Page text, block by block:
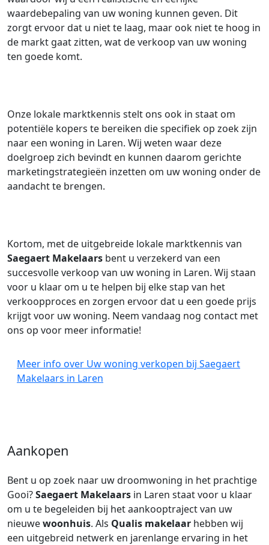
waardebepaling van uw woning kunnen geven. Dit
zorgt ervoor dat u niet te laag, maar ook niet te hoog in
de markt gaat zitten, wat de verkoop van uw woning
ten goede komt.
Onze lokale marktkennis stelt ons ook in staat om
potentiële kopers te bereiken die specifiek op zoek zijn
naar een woning in Laren. Wij weten waar deze
doelgroep zich bevindt en kunnen daarom gerichte
marketingstrategieën inzetten om uw woning onder de
aandacht te brengen.
Kortom, met de uitgebreide lokale marktkennis van
Saegaert Makelaars bent u verzekerd van een
succesvolle verkoop van uw woning in Laren. Wij staan
voor u klaar om u te helpen bij elke stap van het
verkoopproces en zorgen ervoor dat u een goede prijs
krijgt voor uw woning. Neem vandaag nog contact met
ons op voor meer informatie!
Meer info over Uw woning verkopen bij Saegaert
Makelaars in Laren
Aankopen
Bent u op zoek naar uw droomwoning in het prachtige
Gooi?Saegaert Makelaars in Laren staat voor u klaar
om u te begeleiden bij het aankooptraject van uw
nieuwewoonhuis. Als Qualis makelaar hebben wij
een uitgebreid netwerk en jarenlange ervaring in het